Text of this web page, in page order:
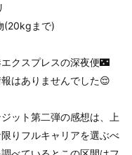
(20kgまで)
クスプレスの深夜便🌃
はありませんでした😌
ット第二弾の感想は、上
りフルキャリアを選ぶべ